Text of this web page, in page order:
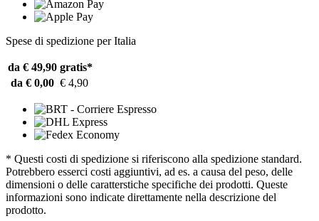
Spese di spedizione per Italia
da € 49,90 gratis*
da € 0,00 € 4,90
* Questi costi di spedizione si riferiscono alla spedizione standard.
Potrebbero esserci costi aggiuntivi, ad es. a causa del peso, delle
dimensioni o delle caratterstiche specifiche dei prodotti. Queste
informazioni sono indicate direttamente nella descrizione del
prodotto.